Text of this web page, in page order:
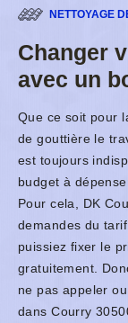
NETTOYAGE
Changer
avec un
Que ce soit pour
de gouttière le
est toujours
budget à
Pour cela, DK
demandes du
puissiez fixer le
gratuitement.
ne pas appeler
dans Courry